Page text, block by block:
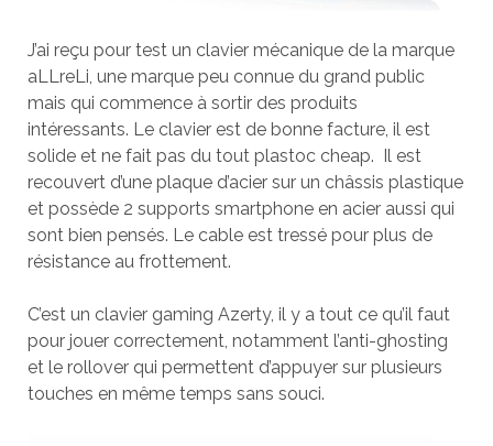
J’ai reçu pour test un clavier mécanique de la marque
aLLreLi, une marque peu connue du grand public
mais qui commence à sortir des produits
intéressants. Le clavier est de bonne facture, il est
solide et ne fait pas du tout plastoc cheap. Il est
recouvert d’une plaque d’acier sur un châssis plastique
et possède 2 supports smartphone en acier aussi qui
sont bien pensés. Le cable est tressé pour plus de
résistance au frottement.
C’est un clavier gaming Azerty, il y a tout ce qu’il faut
pour jouer correctement, notamment l’anti-ghosting
et le rollover qui permettent d’appuyer sur plusieurs
touches en même temps sans souci.